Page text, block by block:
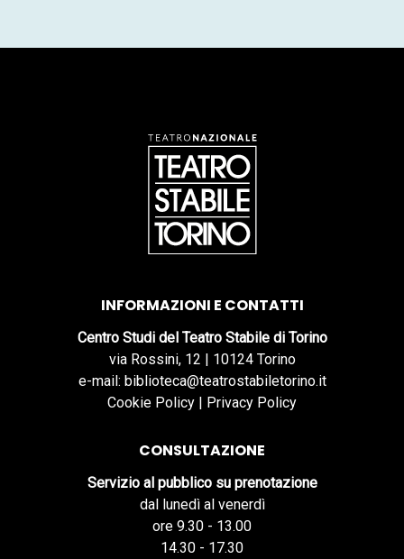
INFORMAZIONI E CONTATTI
Centro Studi del Teatro Stabile di Torino
via Rossini, 12 | 10124 Torino
e-mail: biblioteca@teatrostabiletorino.it
Cookie Policy | Privacy Policy
CONSULTAZIONE
Servizio al pubblico su prenotazione
dal lunedì al venerdì
ore 9.30 - 13.00
14.30 - 17.30